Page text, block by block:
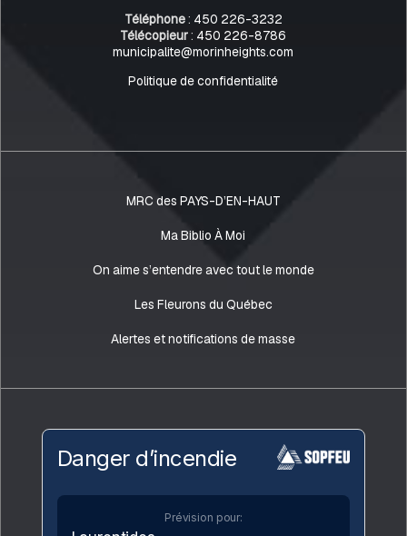
Téléphone: 450 226-3232
Télécopieur: 450 226-8786
municipalite@morinheights.com
Politique de confidentialité
MRC des PAYS-D’EN-HAUT
Ma Biblio À Moi
On aime s’entendre avec tout le monde
Les Fleurons du Québec
Alertes et notifications de masse
Danger d’incendie
Prévision pour: